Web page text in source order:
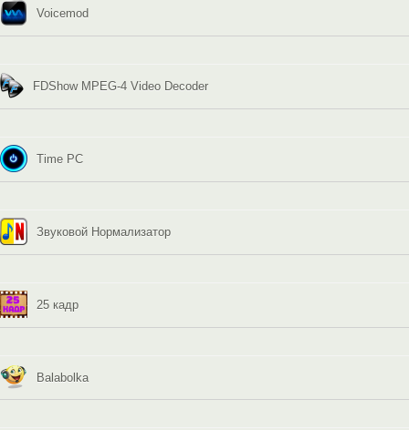
Voicemod
FDShow MPEG-4 Video Decoder
Time PC
Звуковой Нормализатор
25 кадр
Balabolka